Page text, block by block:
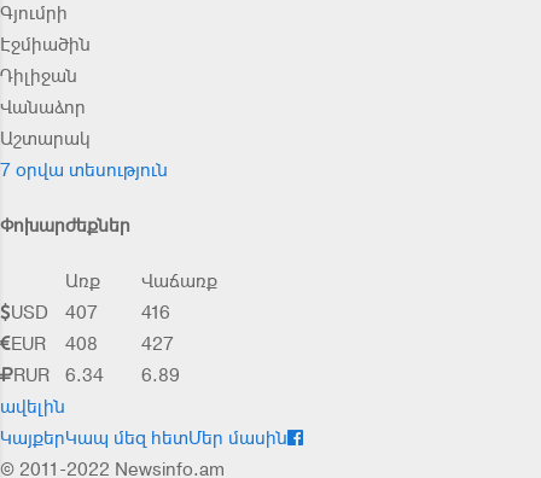
Գյումրի
Էջմիածին
Դիլիջան
Վանաձոր
Աշտարակ
7 օրվա տեսություն
Փոխարժեքներ
Առք
Վաճառք
USD
407
416
EUR
408
427
RUR
6.34
6.89
ավելին
ԿայքերԿապ մեզ հետՄեր մասին
© 2011-2022 Newsinfo.am